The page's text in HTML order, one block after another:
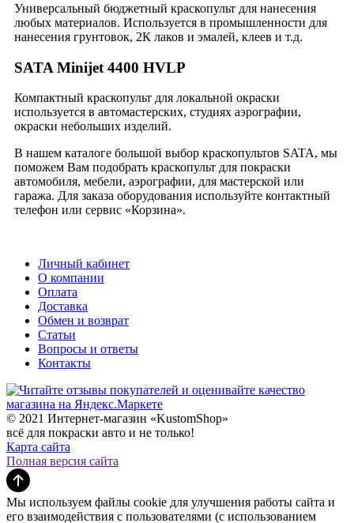
Универсальный бюджетный краскопульт для нанесения
любых материалов. Используется в промышленности для
нанесения грунтовок, 2К лаков и эмалей, клеев и т.д.
SATA Minijet 4400 HVLP
Компактный краскопульт для локальной окраски
используется в автомастерских, студиях аэрографии,
окраски небольших изделий.
В нашем каталоге большой выбор краскопультов SATA, мы
поможем Вам подобрать краскопульт для покраски
автомобиля, мебели, аэрографии, для мастерской или
гаража. Для заказа оборудования используйте контактный
телефон или сервис «Корзина».
Личный кабинет
О компании
Оплата
Доставка
Обмен и возврат
Статьи
Вопросы и ответы
Контакты
© 2021 Интернет-магазин «KustomShop»
всё для покраски авто и не только!
Карта сайта
Полная версия сайта
Мы используем файлы cookie для улучшения работы сайта и
его взаимодействия с пользователями (с использованием